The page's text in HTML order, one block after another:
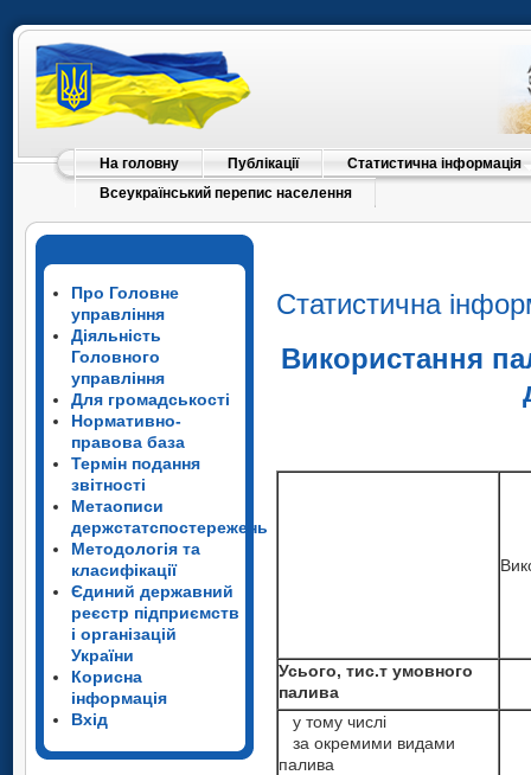
На головну Публікації
Статистична інформація
Всеукраїнський перепис населення
Про Головне
управління
Діяльність
Головного
управління
Для громадськості
Нормативно-
правова база
Термін подання
звітності
Метаописи
держстатспостережень
Методологія та
класифікації
Єдиний державний
реєстр підприємств
і організацій
України
Корисна
інформація
Вхід
Статистична
Використання
Усього, тис.т умовного
палива
у тому числі
за окремими видами
палива